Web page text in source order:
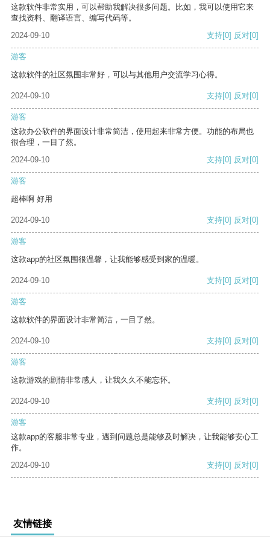
这款软件非常实用，可以帮助我解决很多问题。比如，我可以使用它来
查找资料、翻译语言、编写代码等。
2024-09-10
支持[0] 反对[0]
游客
这款软件的社区氛围非常好，可以与其他用户交流学习心得。
2024-09-10 支持[0] 反对[0]
游客
这款办公软件的界面设计非常简洁，使用起来非常方便。功能的布局也
很合理，一目了然。
2024-09-10
支持[0] 反对[0]
游客
超棒啊 好用
2024-09-10 支持[0] 反对[0]
游客
这款app的社区氛围很温馨，让我能够感受到家的温暖。
2024-09-10 支持[0] 反对[0]
游客
这款软件的界面设计非常简洁，一目了然。
2024-09-10 支持[0] 反对[0]
游客
这款游戏的剧情非常感人，让我久久不能忘怀。
2024-09-10 支持[0] 反对[0]
游客
这款app的客服非常专业，遇到问题总是能够及时解决，让我能够安心工
作。
2024-09-10
支持[0] 反对[0]
友情链接